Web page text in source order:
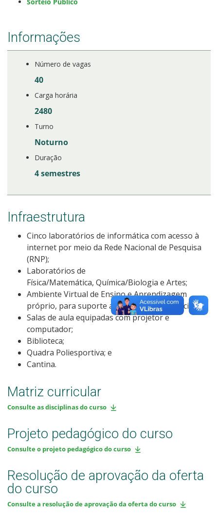
Inscrições e acompanhamento
Orientações para Matrícula
Cadastro de interesse
Informações
Número de vagas
40
Carga horária
2480
Turno
Noturno
Duração
4 semestres
Infraestrutura
Cinco laboratórios de informática com acesso à
internet por meio da Rede Nacional de Pesquisa
(RNP);
Laboratórios de
Física/Matemática, Química/Biologia e Artes;
Ambiente Virtual de Ensino e Aprendizagem
próprio, para suporte as atividades presenciais;
Salas de aula equipadas com projetor e
computador;
Biblioteca;
Quadra Poliesportiva; e
Cantina.
Matriz curricular
Consulte as disciplinas do curso
Projeto pedagógico do curso
Consulte o projeto pedagógico do curso
Resolução de aprovação da oferta
do curso
Consulte a resolução de aprovação da oferta do curso